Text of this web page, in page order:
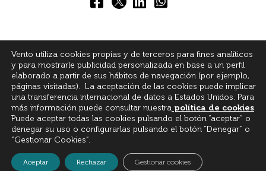
© All Rights Reserved
Vento utiliza cookies propias y de terceros para fines analíticos
y para mostrarle publicidad personalizada en base a un perfil
elaborado a partir de sus hábitos de navegación (por ejemplo,
páginas visitadas). La aceptación de las cookies puede implicar
una transferencia internacional de datos a Estados Unidos. Para
más información puede consultar nuestra política de cookies.
Puede aceptar todas las cookies pulsando el botón “aceptar” o
denegar su uso o configurarlas pulsando el botón “Denegar” o
“Gestionar Cookies”.
Aceptar Rechazar Gestionar cookies